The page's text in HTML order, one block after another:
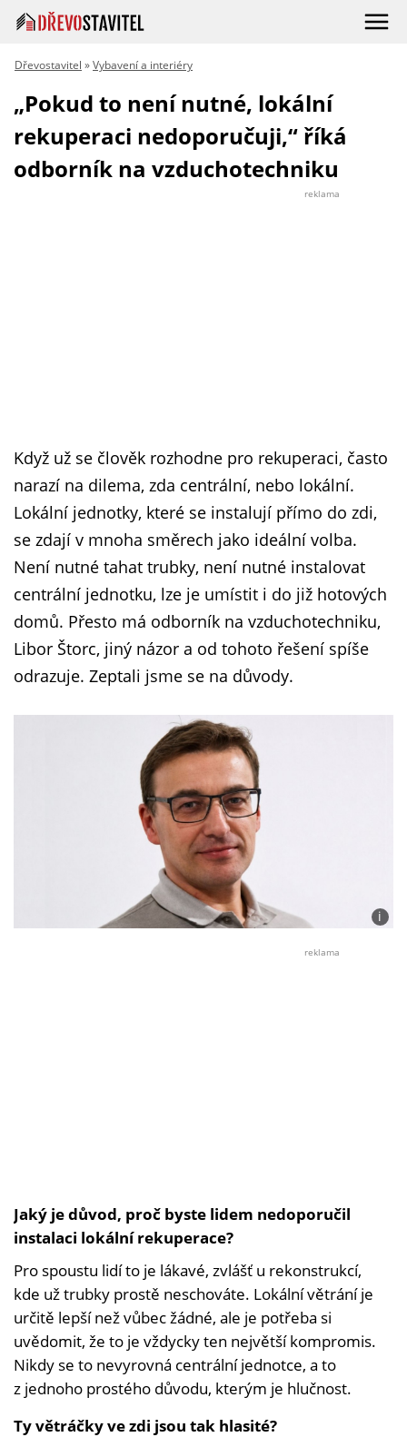
Dřevostavitel »Vybavení a interiéry
„Pokud to není nutné, lokální
rekuperaci nedoporučuji,“ říká
odborník na vzduchotechniku
reklama
Když už se člověk rozhodne pro rekuperaci, často
narazí na dilema, zda centrální, nebo lokální.
Lokální jednotky, které se instalují přímo do zdi,
se zdají v mnoha směrech jako ideální volba.
Není nutné tahat trubky, není nutné instalovat
centrální jednotku, lze je umístit i do již hotových
domů. Přesto má odborník na vzduchotechniku,
Libor Štorc, jiný názor a od tohoto řešení spíše
odrazuje. Zeptali jsme se na důvody.
i
reklama
Jaký je důvod, proč byste lidem nedoporučil
instalaci lokální rekuperace?
Pro spoustu lidí to je lákavé, zvlášť u rekonstrukcí,
kde už trubky prostě neschováte. Lokální větrání je
určitě lepší než vůbec žádné, ale je potřeba si
uvědomit, že to je vždycky ten největší kompromis.
Nikdy se to nevyrovná centrální jednotce, a to
z jednoho prostého důvodu, kterým je hlučnost.
Ty větráčky ve zdi jsou tak hlasité?